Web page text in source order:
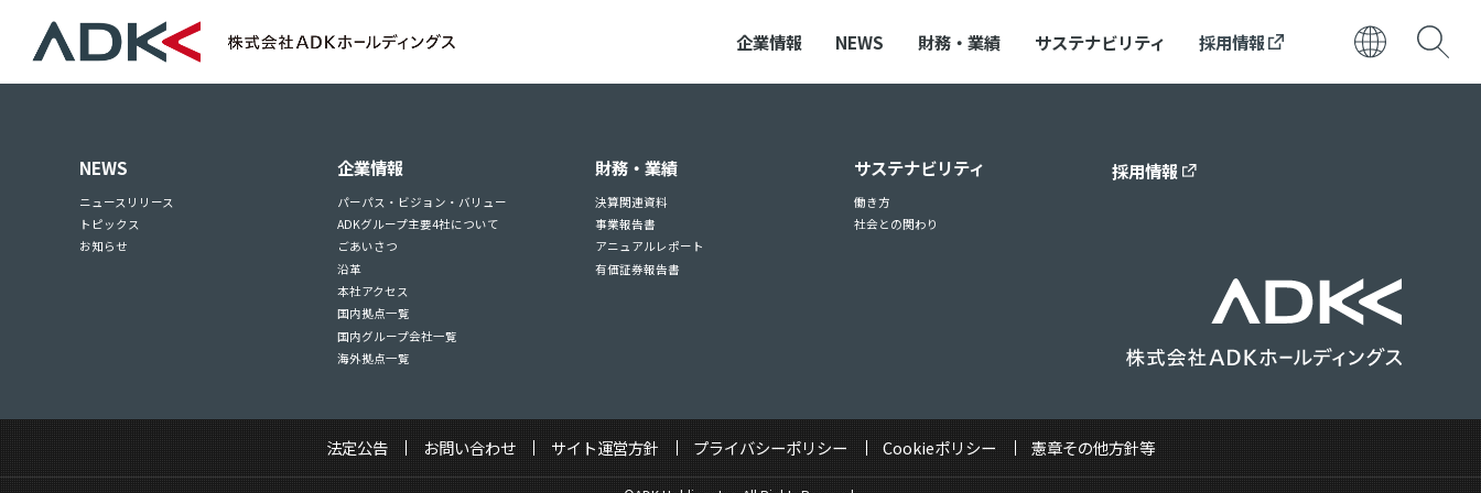
企業情報 NEWS 財務・業績 サステナビリティ 採用情報
NEWS
ニュースリリース
トピックス
お知らせ
企業情報
パーパス・ビジョン・バリュー
ADKグループ主要4社について
ごあいさつ
沿革
本社アクセス
国内拠点一覧
国内グループ会社一覧
海外拠点一覧
財務・業績
決算関連資料
事業報告書
アニュアルレポート
有価証券報告書
サステナビリティ
働き方
社会との関わり
採用情報
法定公告 お問い合わせ サイト運営方針 プライバシーポリシー Cookieポリシー 憲章その他方針等